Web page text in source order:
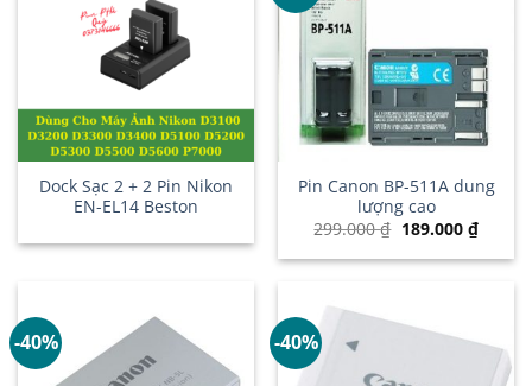
Dock Sạc 2 + 2 Pin Nikon
EN-EL14 Beston
Pin Canon BP-511A dung
lượng cao
299.000₫ Giá
gốc
là:
189.000 ₫Giá
hiện
tại
-40% -40%